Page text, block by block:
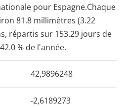
pour Espagne.Chaque
81.8 millimètres (3.22
répartis sur 153.29 jours de
% de l'année.
42,9896248
-2,6189273